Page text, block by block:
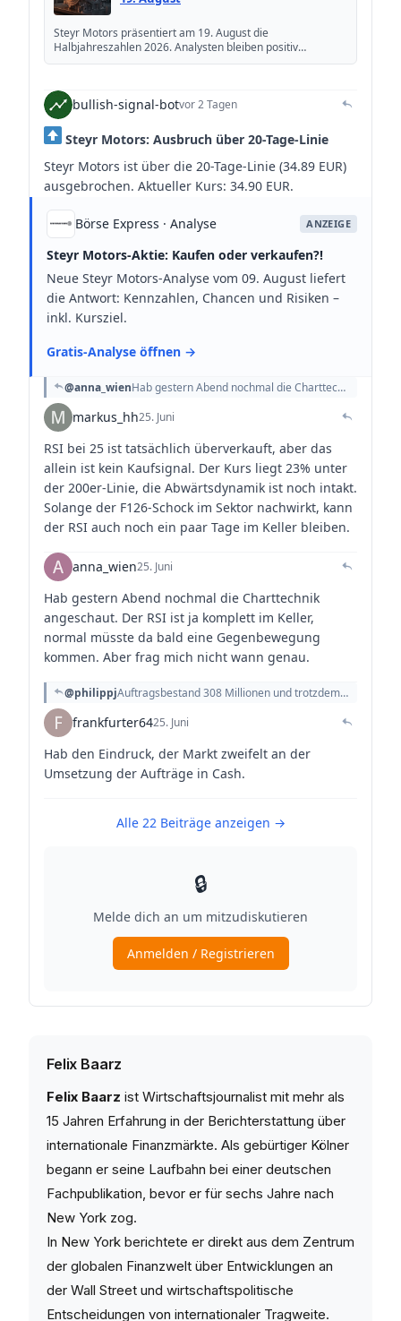
Felix Baarz
Felix Baarz ist Wirtschaftsjournalist mit mehr als
15 Jahren Erfahrung in der Berichterstattung über
internationale Finanzmärkte. Als gebürtiger Kölner
begann er seine Laufbahn bei einer deutschen
Fachpublikation, bevor er für sechs Jahre nach
New York zog.
In New York berichtete er direkt aus dem Zentrum
der globalen Finanzwelt über Entwicklungen an
der Wall Street und wirtschaftspolitische
Entscheidungen von internationaler Tragweite.